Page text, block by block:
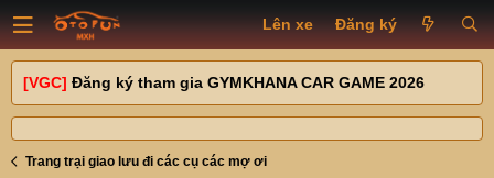
Lên xe Đăng ký
[VGC] Đăng ký tham gia GYMKHANA CAR GAME 2026
Trang trại giao lưu đi các cụ các mợ ơi